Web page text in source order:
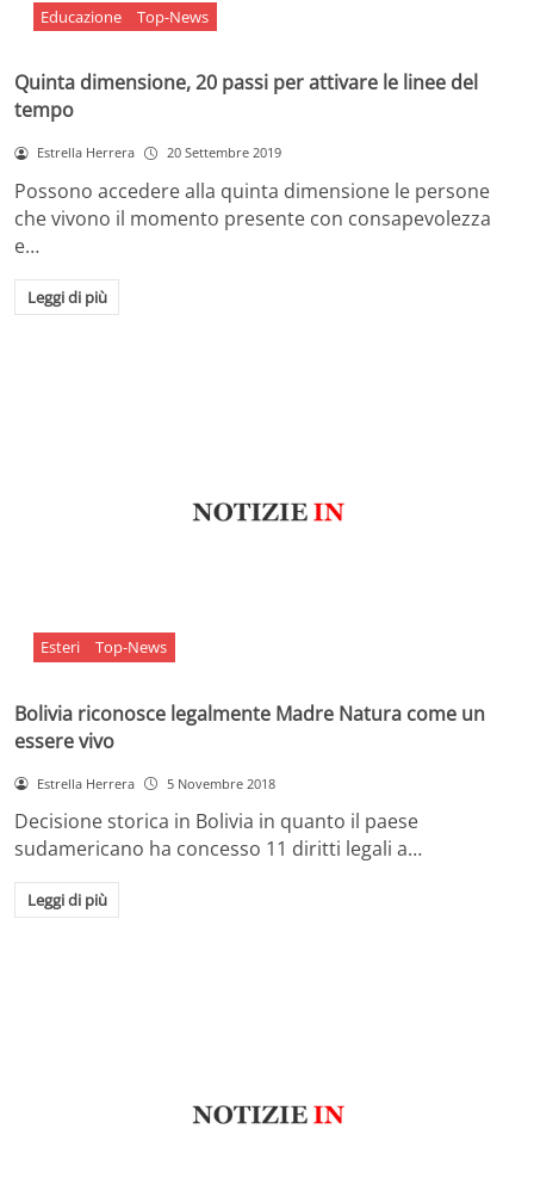
Educazione Top-News
Quinta dimensione, 20 passi per attivare le linee del
tempo
Estrella Herrera 20 Settembre 2019
Possono accedere alla quinta dimensione le persone
che vivono il momento presente con consapevolezza
e…
Leggi di più
Esteri Top-News
Bolivia riconosce legalmente Madre Natura come un
essere vivo
Estrella Herrera 5 Novembre 2018
Decisione storica in Bolivia in quanto il paese
sudamericano ha concesso 11 diritti legali a…
Leggi di più